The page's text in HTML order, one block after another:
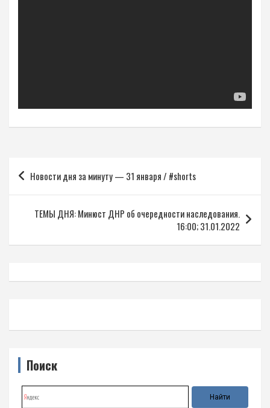
Навигация
по
записям
Новости дня за минуту — 31 января / #shorts
ТЕМЫ ДНЯ: Минюст ДНР об очередности наследования.
16:00; 31.01.2022
Поиск